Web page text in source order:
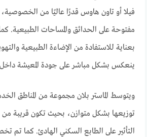
فيلا أو تاون هاوس قدرًا عاليًا من
مفتوحة على الحدائق والمساحات الطبيعية.
بعناية للاستفادة من الإضاءة الطبيعية
ينعكس بشكل مباشر على جودة المعيشة داخل
ويتوسط الماستر بلان مجموعة من المناطق
توزيعها بشكل متوازن، بحيث تكون قريبة
التأثير على الطابع السكني الهادئ. كما تم